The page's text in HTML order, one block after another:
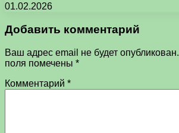
01.02.2026
Добавить комментарий
Ваш адрес email не будет опубликован.
поля помечены *
Комментарий *